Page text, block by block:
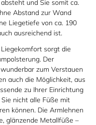
und Sie somit ca.
Abstand zur Wand
Liegetiefe von ca. 190
ausreichend ist.
sorgt die
Der
zum Verstauen
auch die Möglichkeit, aus
zu Ihrer Einrichtung
nicht alle Füße mit
können. Die Armlehnen
glänzende Metallfüße –